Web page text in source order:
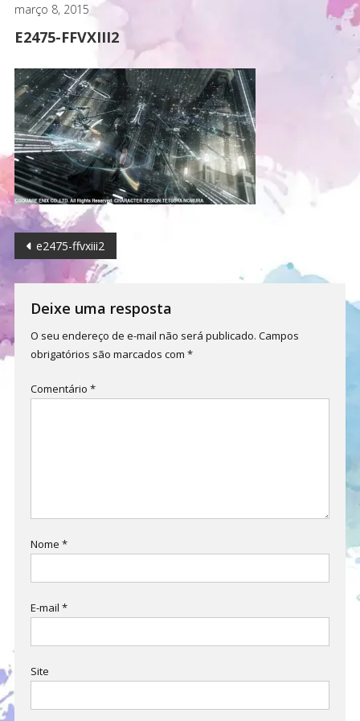
março 8, 2015
E2475-FFVXIII2
Navegação
de
Post
e2475-ffvxiii2
Deixe uma resposta
O seu endereço de e-mail não será publicado. Campos
obrigatórios são marcados com *
Comentário *
Nome *
E-mail *
Site